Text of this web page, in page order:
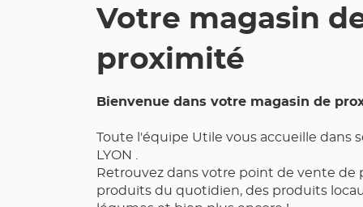
Votre magasin
proximité
Bienvenue dans votre magasin de
Toute l'équipe Utile vous accueille dans
LYON .
Retrouvez dans votre point de vente de
produits du quotidien, des produits